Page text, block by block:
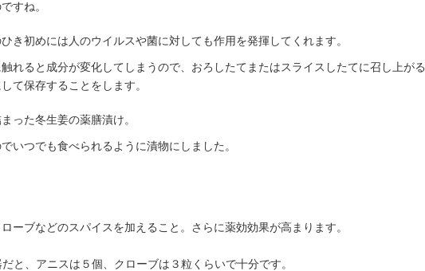
すね。
き初めには人のウイルスや菌に対しても作用を発揮してくれます。
れると成分が変化してしまうので、おろしたてまたはスライスしたてに召し上がる
て保存することをします。
った冬生姜の薬膳漬け。
いつでも食べられるように漬物にしました。
ーブなどのスパイスを加えること。さらに薬効効果が高まります。
と、アニスは５個、クローブは３粒くらいで十分です。